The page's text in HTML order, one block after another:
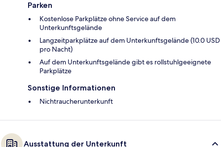
Parken
Kostenlose Parkplätze ohne Service auf dem
Unterkunftsgelände
Langzeitparkplätze auf dem Unterkunftsgelände (10.0 USD
pro Nacht)
Auf dem Unterkunftsgelände gibt es rollstuhlgeeignete
Parkplätze
Sonstige Informationen
Nichtraucherunterkunft
Ausstattung der Unterkunft